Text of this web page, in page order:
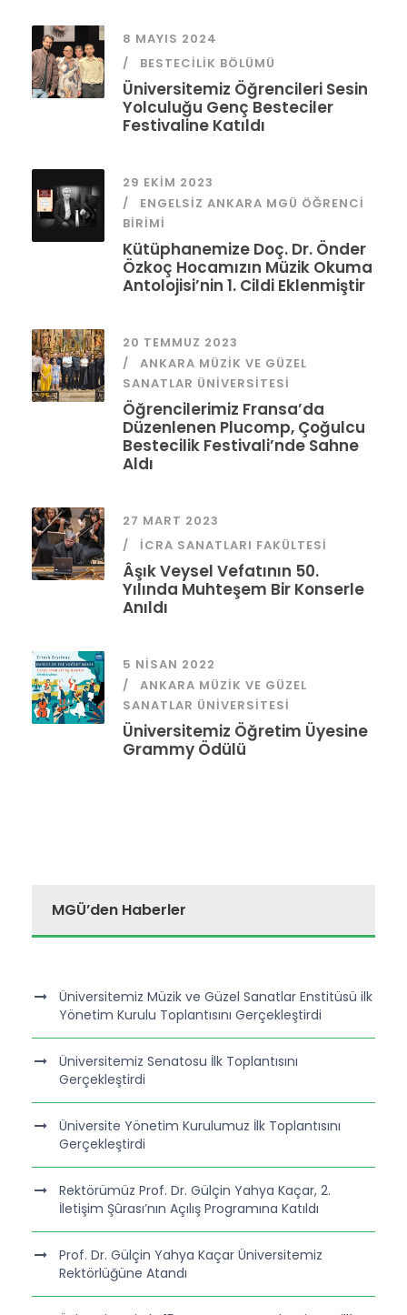
8 MAYIS 2024
BESTECILIK BÖLÜMÜ
Üniversitemiz Öğrencileri Sesin
Yolculuğu Genç Besteciler
Festivaline Katıldı
29 EKIM 2023
ENGELSIZ ANKARA MGÜ ÖĞRENCI
BIRIMI
Kütüphanemize Doç. Dr. Önder
Özkoç Hocamızın Müzik Okuma
Antolojisi’nin 1. Cildi Eklenmiştir
20 TEMMUZ 2023
ANKARA MÜZIK VE GÜZEL
SANATLAR ÜNIVERSITESI
Öğrencilerimiz Fransa’da
Düzenlenen Plucomp, Çoğulcu
Bestecilik Festivali’nde Sahne
Aldı
27 MART 2023
İCRA SANATLARI FAKÜLTESI
Âşık Veysel Vefatının 50.
Yılında Muhteşem Bir Konserle
Anıldı
5 NISAN 2022
ANKARA MÜZIK VE GÜZEL
SANATLAR ÜNIVERSITESI
Üniversitemiz Öğretim Üyesine
Grammy Ödülü
MGÜ’den Haberler
Üniversitemiz Müzik ve Güzel Sanatlar Enstitüsü ilk
Yönetim Kurulu Toplantısını Gerçekleştirdi
Üniversitemiz Senatosu İlk Toplantısını
Gerçekleştirdi
Üniversite Yönetim Kurulumuz İlk Toplantısını
Gerçekleştirdi
Rektörümüz Prof. Dr. Gülçin Yahya Kaçar, 2.
İletişim Şûrası’nın Açılış Programına Katıldı
Prof. Dr. Gülçin Yahya Kaçar Üniversitemiz
Rektörlüğüne Atandı